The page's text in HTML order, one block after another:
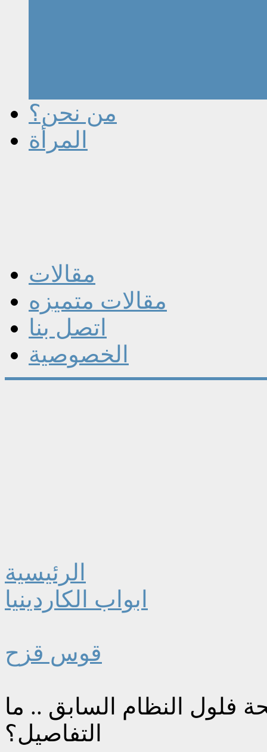
من نحن؟
المرأة
مقالات
مقالات متميزه
اتصل بنا
الخصوصية
الرئيسية
ابواب الكاردينيا
قوس قزح
فلول النظام السابق .. ما
التفاصيل؟